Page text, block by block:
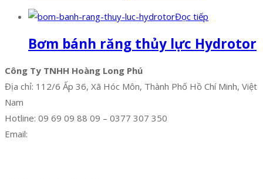
Đọc tiếp
Bơm bánh răng thủy lực Hydrotor
Công Ty TNHH Hoàng Long Phú
Địa chỉ: 112/6 Ấp 36, Xã Hóc Môn, Thành Phố Hồ Chí Minh, Việt
Nam
Hotline: 09 69 09 88 09 – 0377 307 350
Email: